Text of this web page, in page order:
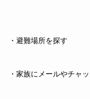
・避難場所を探す
・家族にメールやチャ